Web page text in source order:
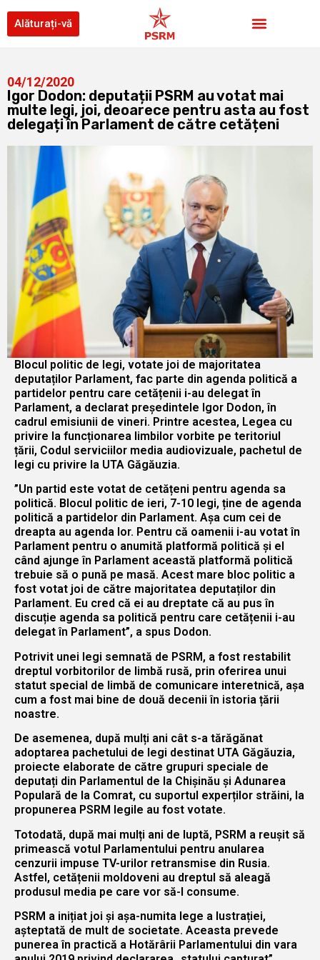
Alăturați-vă
04/12/2020
Igor Dodon: deputații PSRM au votat mai
multe legi, joi, deoarece pentru asta au fost
delegați în Parlament de către cetățeni
Blocul politic de legi, votate joi de majoritatea
deputaților Parlament, fac parte din agenda politică a
partidelor pentru care cetățenii i-au delegat în
Parlament, a declarat președintele Igor Dodon, în
cadrul emisiunii de vineri. Printre acestea, Legea cu
privire la funcționarea limbilor vorbite pe teritoriul
țării, Codul serviciilor media audiovizuale, pachetul de
legi cu privire la UTA Găgăuzia.
”Un partid este votat de cetățeni pentru agenda sa
politică. Blocul politic de ieri, 7-10 legi, ține de agenda
politică a partidelor din Parlament. Așa cum cei de
dreapta au agenda lor. Pentru că oamenii i-au votat în
Parlament pentru o anumită platformă politică și el
când ajunge în Parlament această platformă politică
trebuie să o pună pe masă. Acest mare bloc politic a
fost votat joi de către majoritatea deputaților din
Parlament. Eu cred că ei au dreptate că au pus în
discuție agenda sa politică pentru care cetățenii i-au
delegat în Parlament”, a spus Dodon.
Potrivit unei legi semnată de PSRM, a fost restabilit
dreptul vorbitorilor de limbă rusă, prin oferirea unui
statut special de limbă de comunicare interetnică, așa
cum a fost mai bine de două decenii în istoria țării
noastre.
De asemenea, după mulți ani cât s-a tărăgănat
adoptarea pachetului de legi destinat UTA Găgăuzia,
proiecte elaborate de către grupuri speciale de
deputați din Parlamentul de la Chișinău și Adunarea
Populară de la Comrat, cu suportul experților străini, la
propunerea PSRM legile au fost votate.
Totodată, după mai mulți ani de luptă, PSRM a reușit să
primească votul Parlamentului pentru anularea
cenzurii impuse TV-urilor retransmise din Rusia.
Astfel, cetățenii moldoveni au dreptul să aleagă
produsul media pe care vor să-l consume.
PSRM a inițiat joi și așa-numita lege a lustrației,
așteptată de mult de societate. Aceasta prevede
punerea în practică a Hotărârii Parlamentului din vara